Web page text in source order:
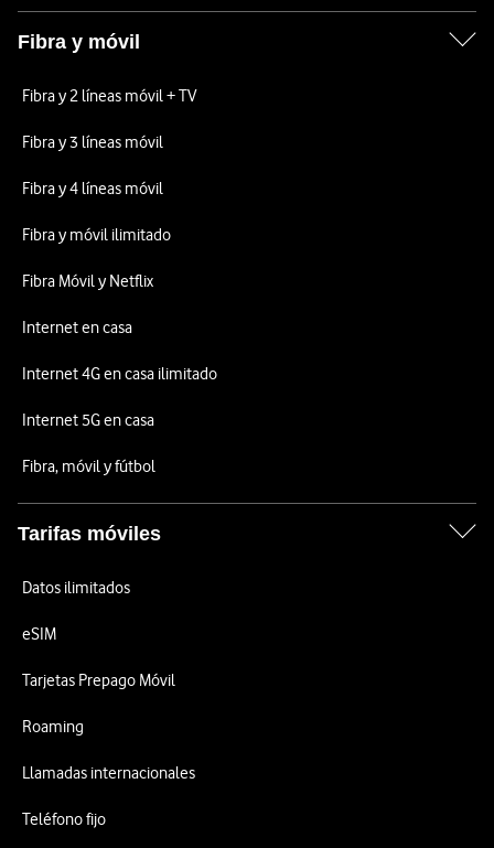
Fibra y móvil
Fibra y 2 líneas móvil + TV
Fibra y 3 líneas móvil
Fibra y 4 líneas móvil
Fibra y móvil ilimitado
Fibra Móvil y Netflix
Internet en casa
Internet 4G en casa ilimitado
Internet 5G en casa
Fibra, móvil y fútbol
Tarifas móviles
Datos ilimitados
eSIM
Tarjetas Prepago Móvil
Roaming
Llamadas internacionales
Teléfono fijo